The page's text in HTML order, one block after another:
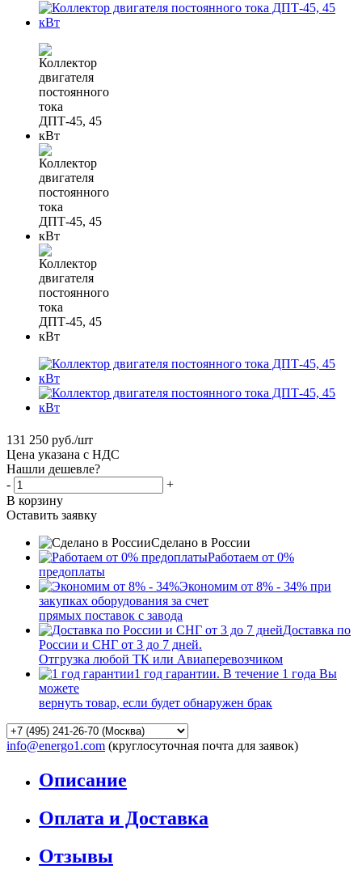
131 250 руб./шт
Цена указана с НДС
Нашли дешевле?
-
+
В корзину
Оставить заявку
Сделано в России
Работаем от 0%
предоплаты
Экономим от 8% - 34% при
закупках оборудования за счет
прямых поставок с завода
Доставка по
России и СНГ от 3 до 7 дней.
Отгрузка любой ТК или Авиаперевозчиком
1 год гарантии. В течение 1 года Вы
можете
вернуть товар, если будет обнаружен брак
info@energo1.com (круглосуточная почта для заявок)
Описание
Оплата и Доставка
Отзывы